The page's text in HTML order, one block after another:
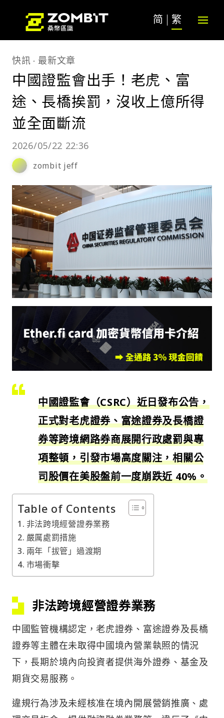
简 繁
快訊 最新文章
中國證監會出手！老虎、富
途、長橋挨罰，沒收上億所得
並全面斷流
2026/05/22 22:36
zombit jeff
中國證監會（CSRC）近日發布公告，
正式對老虎證券、富途證券及長橋證
券等跨境網路券商展開行政處罰與專
項整頓，引發市場高度關注，相關公
司股價在美股盤前一度崩跌近 40%。
Table of Contents
非法跨境經營證券業務
嚴厲處罰措施
兩年「拔管」過渡期
市場衝擊
非法跨境經營證券業務
中國監管機構認定，老虎證券、富途證券及長橋
證券等主體在未取得中國境內營業執照的情況
下，長期於境內向投資者提供海外證券、基金及
期貨交易服務。
違規行為涉及未經核准在境內開展營銷推廣、處